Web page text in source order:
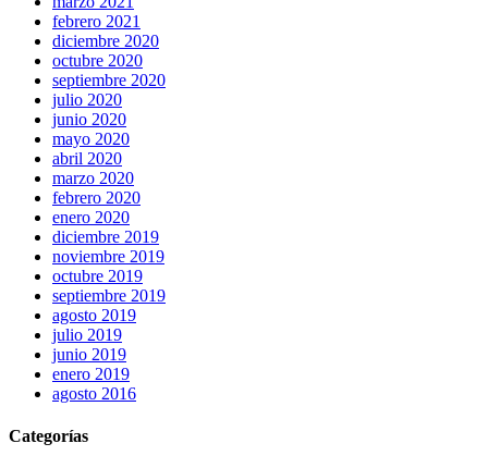
febrero 2021
diciembre 2020
octubre 2020
septiembre 2020
julio 2020
junio 2020
mayo 2020
abril 2020
marzo 2020
febrero 2020
enero 2020
diciembre 2019
noviembre 2019
octubre 2019
septiembre 2019
agosto 2019
julio 2019
junio 2019
enero 2019
agosto 2016
Categorías